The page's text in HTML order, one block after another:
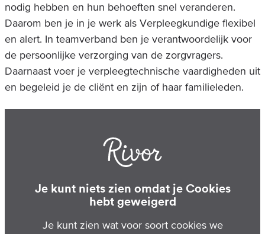
nodig hebben en hun behoeften snel veranderen.
Daarom ben je in je werk als Verpleegkundige flexibel
en alert. In teamverband ben je verantwoordelijk voor
de persoonlijke verzorging van de zorgvragers.
Daarnaast voer je verpleegtechnische vaardigheden uit
en begeleid je de cliënt en zijn of haar familieleden.
Je kunt niets zien omdat je Cookies
hebt geweigerd
Je kunt zien wat voor soort cookies we